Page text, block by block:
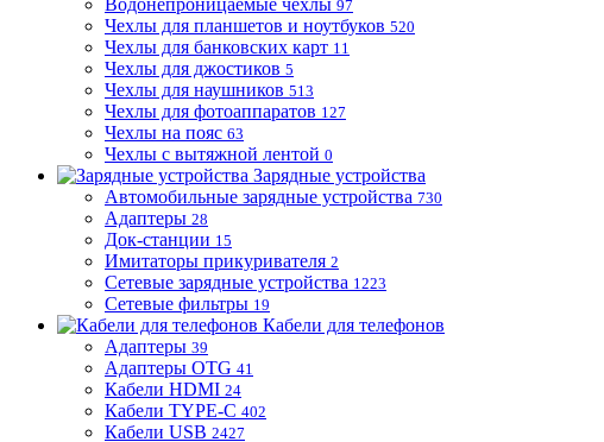
Водонепроницаемые чехлы 97
Чехлы для планшетов и ноутбуков 520
Чехлы для банковских карт 11
Чехлы для джостиков 5
Чехлы для наушников 513
Чехлы для фотоаппаратов 127
Чехлы на пояс 63
Чехлы с вытяжной лентой 0
Зарядные устройства
Автомобильные зарядные устройства 730
Адаптеры 28
Док-станции 15
Имитаторы прикуривателя 2
Сетевые зарядные устройства 1223
Сетевые фильтры 19
Кабели для телефонов
Адаптеры 39
Адаптеры OTG 41
Кабели HDMI 24
Кабели TYPE-C 402
Кабели USB 2427